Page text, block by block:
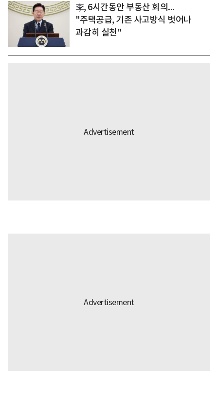
李, 6시간동안 부동산 회의...
"주택공급, 기존 사고방식 벗어나
과감히 실천"